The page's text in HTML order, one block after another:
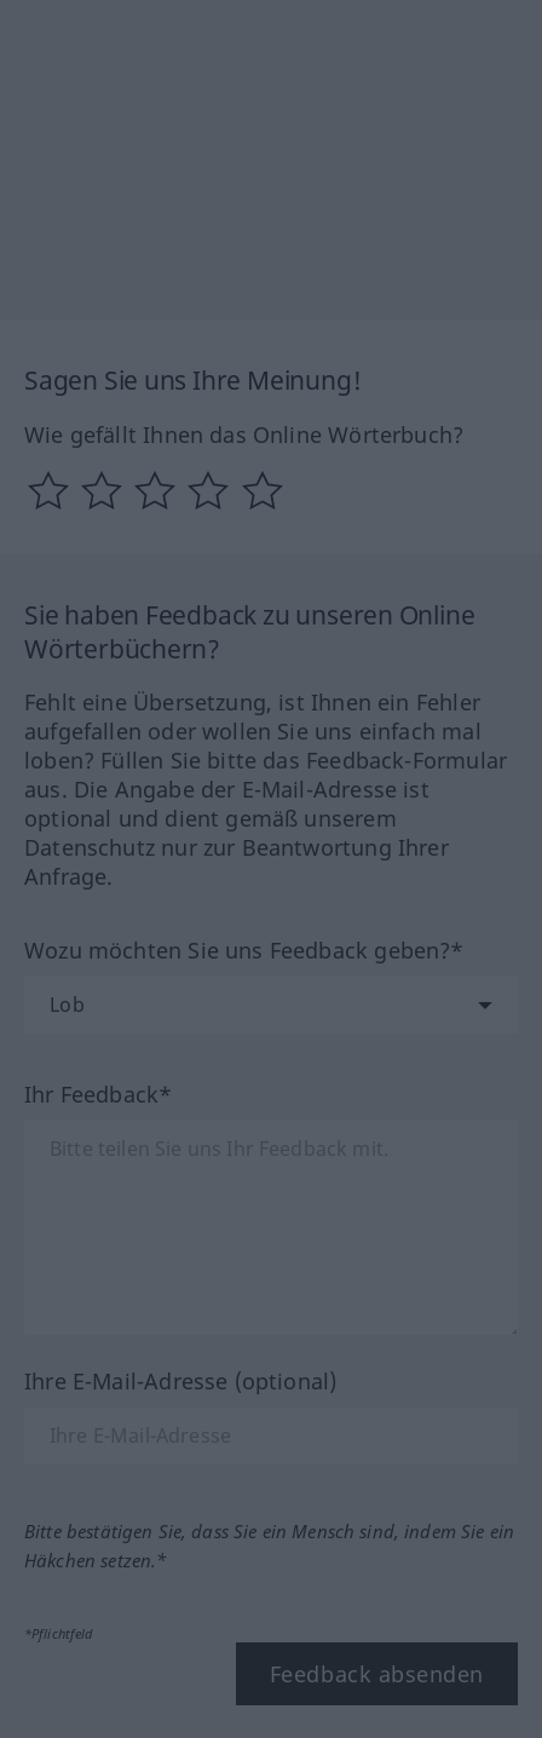
Sagen Sie uns Ihre Meinung!
Wie gefällt Ihnen das Online Wörterbuch?
Sie haben Feedback zu unseren Online
Wörterbüchern?
Fehlt eine Übersetzung, ist Ihnen ein Fehler
aufgefallen oder wollen Sie uns einfach mal
loben? Füllen Sie bitte das Feedback-Formular
aus. Die Angabe der E-Mail-Adresse ist
optional und dient gemäß unserem
Datenschutz nur zur Beantwortung Ihrer
Anfrage.
Wozu möchten Sie uns Feedback geben?*
Ihr Feedback*
Ihre E-Mail-Adresse (optional)
Bitte bestätigen Sie, dass Sie ein Mensch sind, indem Sie ein
Häkchen setzen.*
*Pflichtfeld
Feedback absenden